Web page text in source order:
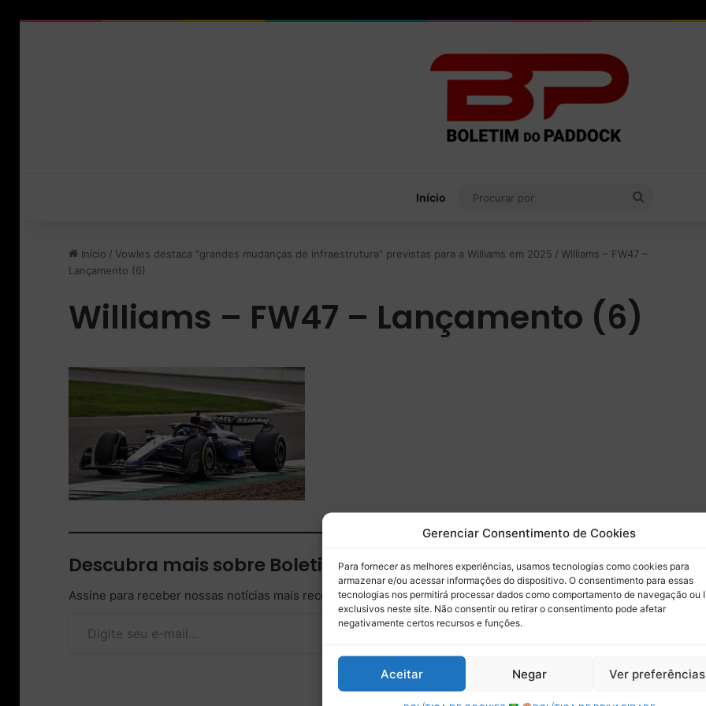
Gerenciar Consentimento de Cookies
Para fornecer as melhores experiências, usamos tecnologias como cookies para
armazenar e/ou acessar informações do dispositivo. O consentimento para essas
tecnologias nos permitirá processar dados como comportamento de navegação ou
exclusivos neste site. Não consentir ou retirar o consentimento pode afetar
negativamente certos recursos e funções.
Aceitar Negar Ver preferências
Início
Início / Vowles destaca "grandes mudanças de infraestrutura" previstas para a Williams em 2025 / Williams – FW47 –
Lançamento (6)
Williams – FW47 – Lançamento (6)
Descubra mais sobre Boletim do Paddock
Assine para receber nossas notícias mais recentes por e-mail.